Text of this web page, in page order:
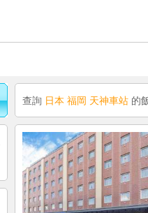
查詢 日本 福岡 天神車站 的